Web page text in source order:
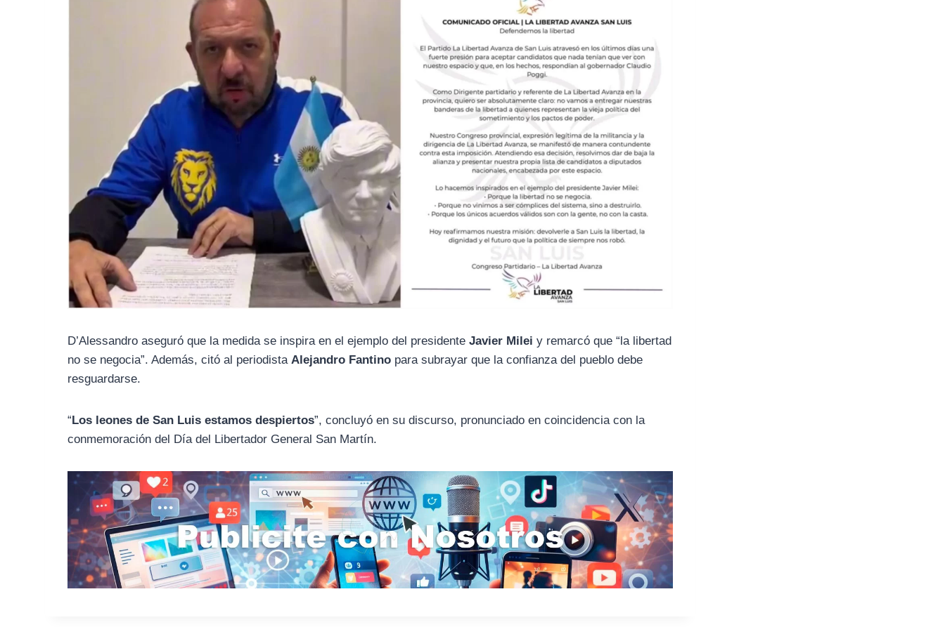
D’Alessandro aseguró que la medida se inspira en el ejemplo del presidenteJavier Milei y remarcó que “la libertad
no se negocia”. Además, citó al periodistaAlejandro Fantino para subrayar que la confianza del pueblo debe
resguardarse.
“ Los leones de San Luis estamos despiertos”, concluyó en su discurso, pronunciado en coincidencia con la
conmemoración del Día del Libertador General San Martín.